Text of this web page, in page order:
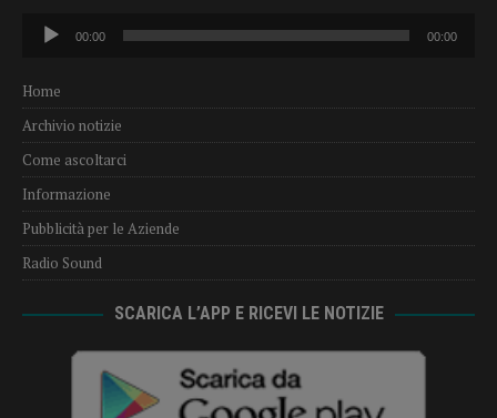
Audio
Player
00:00 00:00
Home
Archivio notizie
Come ascoltarci
Informazione
Pubblicità per le Aziende
Radio Sound
SCARICA L’APP E RICEVI LE NOTIZIE